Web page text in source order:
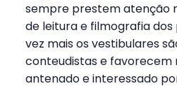
sempre prestem atenção
de leitura e filmografia
vez mais os vestibulares
conteudistas e favorecem
antenado e interessado